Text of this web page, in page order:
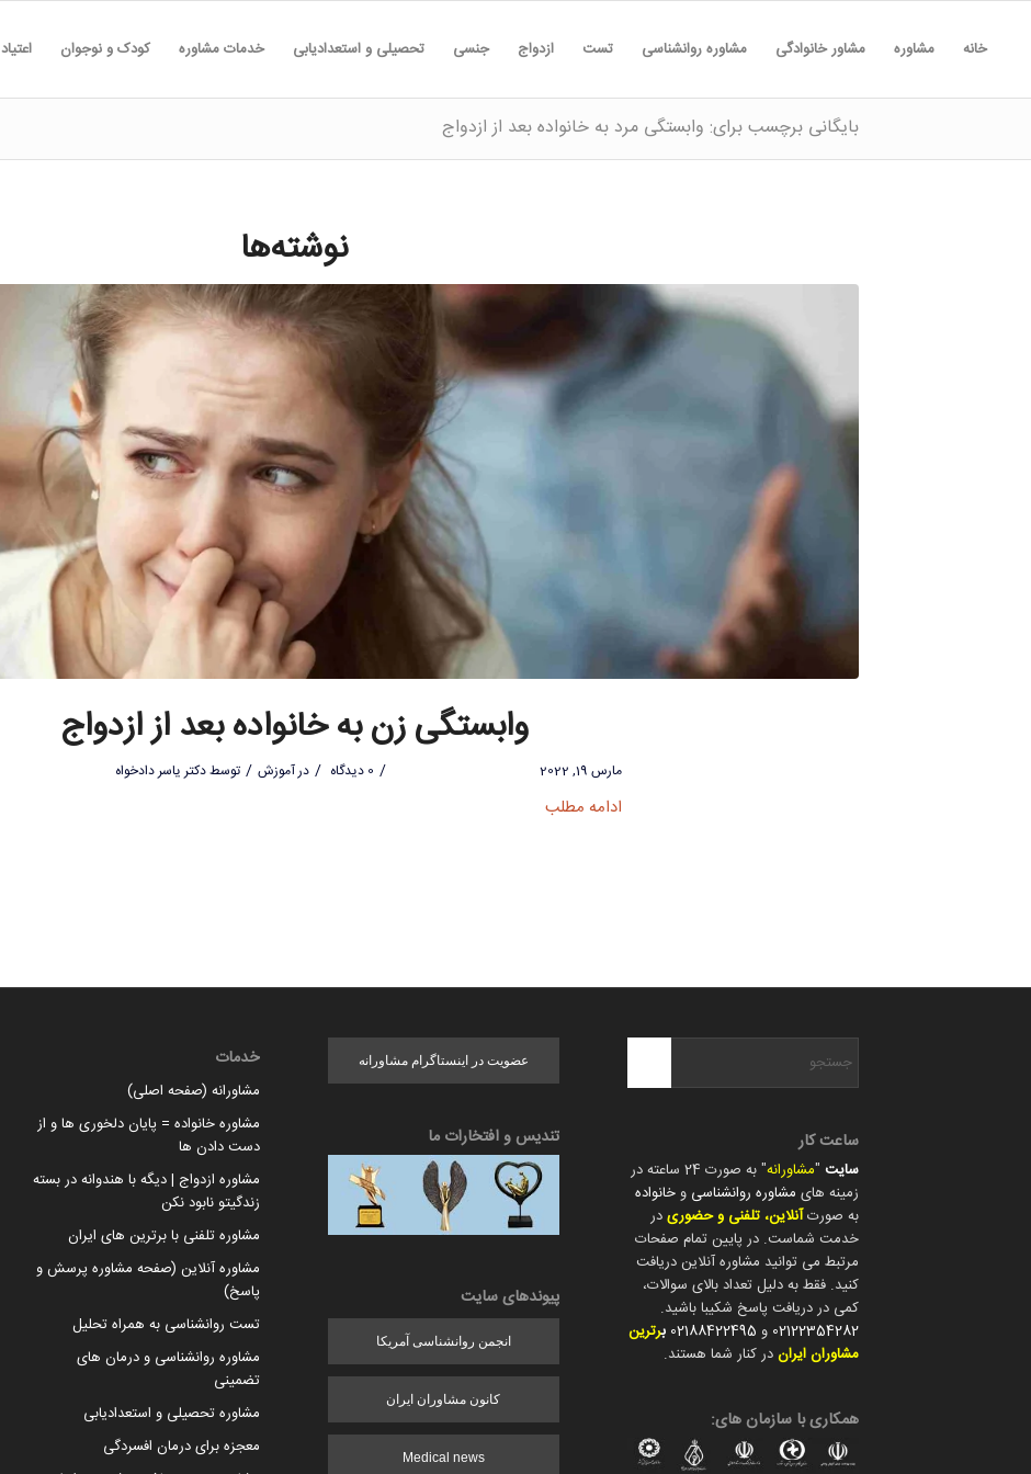
خانه مشاوره مشاور خانوادگی مشاوره روانشناسی تست ازدواج جنسی تحصیلی و استعدادیابی خدمات مشاوره کودک و نوجوان اعتیاد
بایگانی برچسب برای: وابستگی مرد به خانواده بعد از ازدواج
نوشته‌ها
وابستگی زن به خانواده بعد از ازدواج
مارس 19, 2022 / 0 دیدگاه / درآموزش / توسطدکتر یاسر دادخواه
ادامه مطلب
ساعت کار
سایت "مشاورانه
" به صورت 24 ساعته در
زمینه های مشاوره روانشناسی و خانواده
به صورتآنلاین، تلفنی و حضوریدر
خدمت شماست. در پایین تمام صفحات
مرتبط می توانید مشاوره آنلاین دریافت
کنید. فقط به دلیل تعداد بالای سوالات،
کمی در دریافت پاسخ شکیبا باشید.
02122354282 و 02188422495 برترین
مشاوران ایراندر کنار شما هستند.
همکاری با سازمان های:
عضویت در اینستاگرام مشاورانه
تندیس و افتخارات ما
پیوندهای سایت
انجمن روانشناسی آمریکا
کانون مشاوران ایران
Medical news
خدمات
مشاورانه (صفحه اصلی)
مشاوره خانواده = پایان دلخوری ها و از
دست دادن ها
مشاوره ازدواج | دیگه با هندوانه در بسته
زندگیتو نابود نکن
مشاوره تلفنی با برترین های ایران
مشاوره آنلاین (صفحه مشاوره پرسش و
پاسخ)
تست روانشناسی به همراه تحلیل
مشاوره روانشناسی و درمان های
تضمینی
مشاوره تحصیلی و استعدادیابی
معجزه برای درمان افسردگی